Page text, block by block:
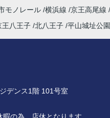
モノレール 横浜線 京王高尾線
王八王子 北八王子 平山城址公園
デンス1階 101号室